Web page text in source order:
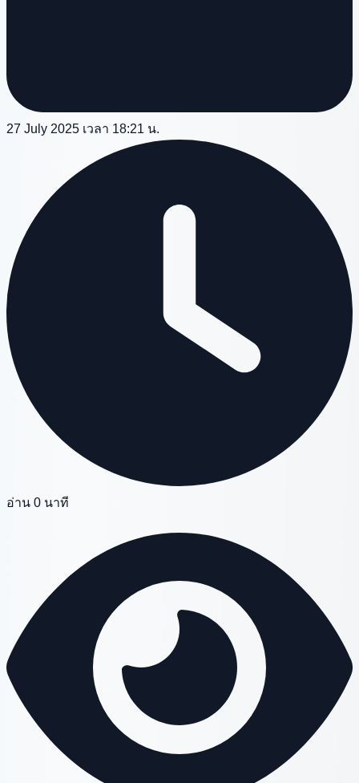
27 July 2025 เวลา 18:21 น.
อ่าน 0 นาที